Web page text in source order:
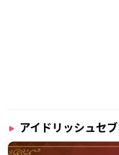
アイドリッシュセ